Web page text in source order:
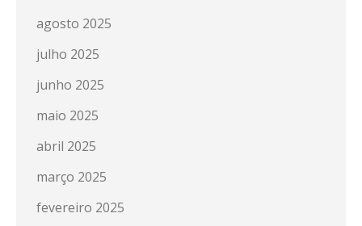
agosto 2025
julho 2025
junho 2025
maio 2025
abril 2025
março 2025
fevereiro 2025